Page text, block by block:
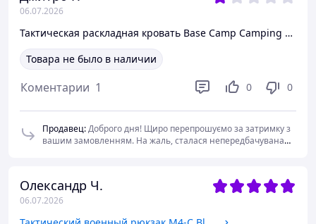
06.07.2026
Тактическая раскладная кровать Base Camp Camping Bed Olive 200×80×45 см прочная кемпинговая кровать для полевых и лагерных услов
Товара не было в наличии
Коментарии 1 0 0
Продавец:Доброго дня! Щиро перепрошуємо за затримку з
вашим замовленням. На жаль, сталася непередбачувана
складу. Саме тому ми не змогли відправити ваше
замовлення у запланований термін. Приносимо щирі
вибачення за завдані незручності та дякуємо за ваше
Олександр Ч.
06.07.2026